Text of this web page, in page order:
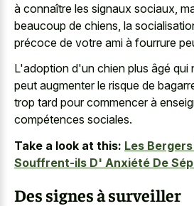
à connaître les signaux sociaux,
beaucoup de chiens, la
précoce de votre ami à fourrure
L'adoption d'un chien plus âgé qui
peut augmenter le risque de
trop tard pour commencer à
compétences sociales.
Take a look at this: Les
Souffrent-ils D' Anxiété De
Des signes à surveiller